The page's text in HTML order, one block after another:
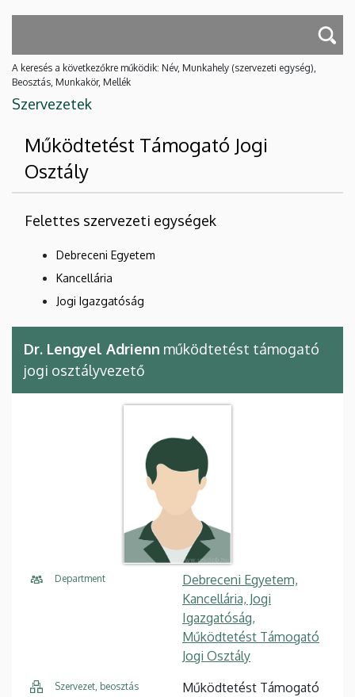
A keresés a következőkre működik: Név, Munkahely (szervezeti egység),
Beosztás, Munkakör, Mellék
Szervezetek
Működtetést Támogató Jogi
Osztály
Felettes szervezeti egységek
Debreceni Egyetem
Kancellária
Jogi Igazgatóság
Dr. Lengyel Adrienn működtetést támogató
jogi osztályvezető
Department
Debreceni Egyetem,
Kancellária, Jogi
Igazgatóság,
Működtetést Támogató
Jogi Osztály
Szervezet, beosztás
Működtetést Támogató